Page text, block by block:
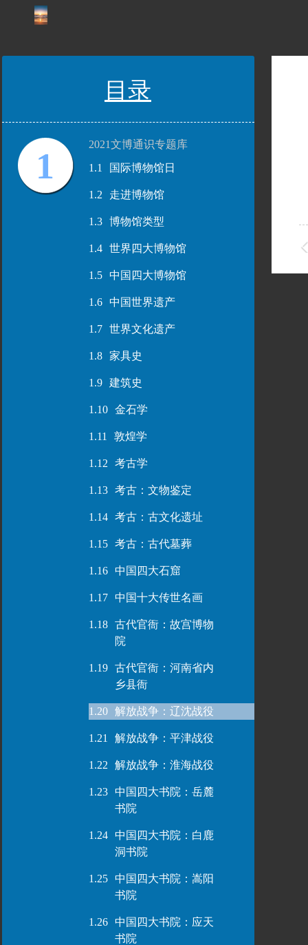
目录
1
2021文博通识专题库
1.1
国际博物馆日
1.2 走进博物馆
1.3 博物馆类型
1.4 世界四大博物馆
1.5 中国四大博物馆
1.6 中国世界遗产
1.7 世界文化遗产
1.8 家具史
1.9 建筑史
1.10 金石学
1.11 敦煌学
1.12 考古学
1.13 考古：文物鉴定
1.14 考古：古文化遗址
1.15 考古：古代墓葬
1.16 中国四大石窟
1.17 中国十大传世名画
1.18
古代官衙：故宫博物
院
1.19
古代官衙：河南省内
乡县衙
1.20 解放战争：辽沈战役
1.21 解放战争：平津战役
1.22 解放战争：淮海战役
1.23
中国四大书院：岳麓
书院
1.24
中国四大书院：白鹿
洞书院
1.25
中国四大书院：嵩阳
书院
1.26
中国四大书院：应天
书院